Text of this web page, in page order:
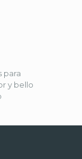
para
y bello